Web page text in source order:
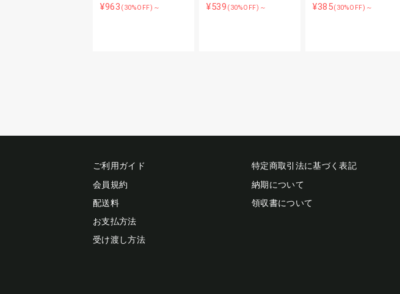
¥963 (30%OFF)～ ¥539 (30%OFF)～ ¥385(30%OFF)～
ご利用ガイド
会員規約
配送料
お支払方法
受け渡し方法
特定商取引法に基づく表記
納期について
領収書について